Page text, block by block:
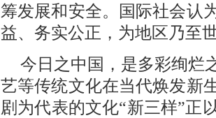
筹发展和安全。国际社会认
益、务实公正，为地区乃至
今日之中国，是多彩绚烂
艺等传统文化在当代焕发新
剧为代表的文化“新三样”正